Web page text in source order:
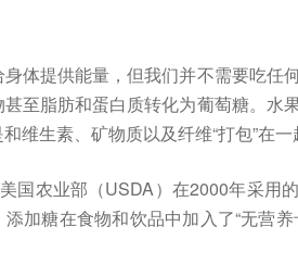
体提供能量，但我们并不需要吃任
至脂肪和蛋白质转化为葡萄糖。水
维生素、矿物质以及纤维“打包”在一
国农业部（USDA）在2000年采用
加糖在食物和饮品中加入了“无营